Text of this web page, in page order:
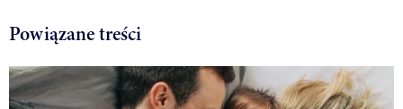
Powiązane treści